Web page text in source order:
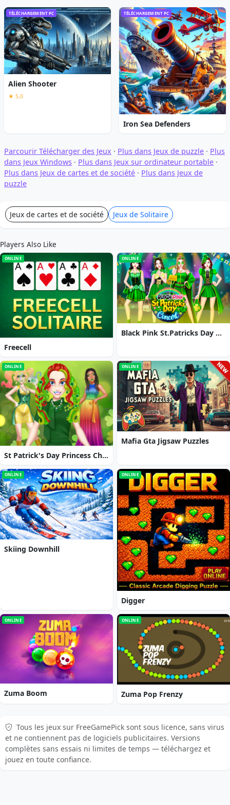
TÉLÉCHARGEMENT PC
Alien Shooter
★ 5,0
TÉLÉCHARGEMENT PC
Iron Sea Defenders
Parcourir Télécharger des Jeux · Plus dans Jeux de puzzle · Plus
dans Jeux Windows · Plus dans Jeux sur ordinateur portable ·
Plus dans Jeux de cartes et de société · Plus dans Jeux de
puzzle
Jeux de cartes et de société Jeux de Solitaire
Players Also Like
ONLINE
Freecell
ONLINE
Black Pink St.Patricks Day Concert
ONLINE
St Patrick's Day Princess Challenge
ONLINE
Mafia Gta Jigsaw Puzzles
ONLINE
Skiing Downhill
ONLINE
Digger
ONLINE
Zuma Boom
ONLINE
Zuma Pop Frenzy
Tous les jeux sur FreeGamePick sont sous licence, sans virus
et ne contiennent pas de logiciels publicitaires. Versions
complètes sans essais ni limites de temps — téléchargez et
jouez en toute confiance.